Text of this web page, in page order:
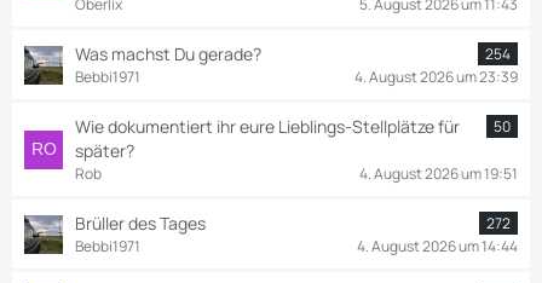
Oberlix
5. August 2026 um 11:43
Was machst Du gerade?
254
Bebbi1971
4. August 2026 um 23:39
Wie dokumentiert ihr eure Lieblings-Stellplätze für
später?
50
Rob 4. August 2026 um 19:51
Brüller des Tages
272
Bebbi1971
4. August 2026 um 14:44